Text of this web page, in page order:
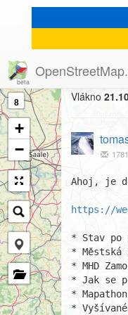
8
+
−
Vlákno
1781
Ahoj, je
https://
* Stav po
* Městská
* MHD
* Jak se
*
* Vyšívané